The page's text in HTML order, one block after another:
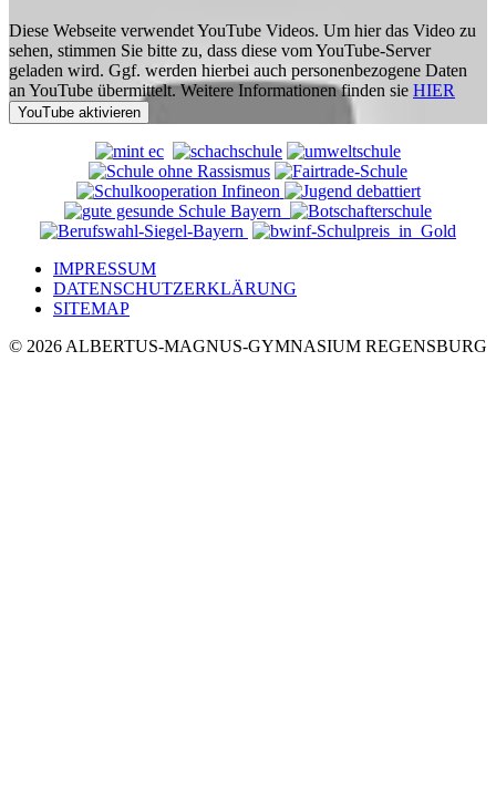
Diese Webseite verwendet YouTube Videos. Um hier das Video zu
sehen, stimmen Sie bitte zu, dass diese vom YouTube-Server
geladen wird. Ggf. werden hierbei auch personenbezogene Daten
an YouTube übermittelt. Weitere Informationen finden sie HIER
IMPRESSUM
DATENSCHUTZERKLÄRUNG
SITEMAP
© 2026 ALBERTUS-MAGNUS-GYMNASIUM REGENSBURG